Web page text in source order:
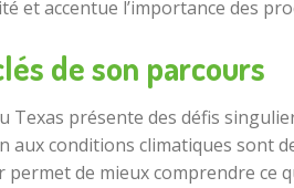
et accentue l’importance des
de son parcours
Texas présente des défis
aux conditions climatiques sont
de mieux comprendre ce